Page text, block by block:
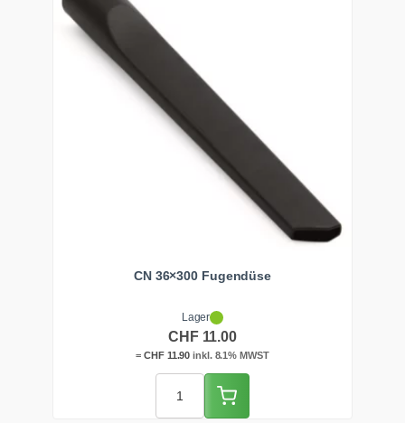
CN 36×300 Fugendüse
Lager
CHF11.00
=CHF11.90 inkl. 8.1% MWST